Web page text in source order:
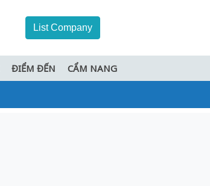
List Company
ĐIỂM ĐẾN CẨM NANG